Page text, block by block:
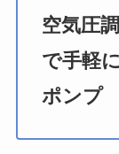
空気圧
で手軽
ポンプ